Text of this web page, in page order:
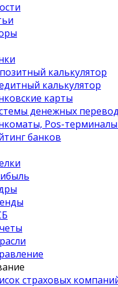
калькулятор
калькулятор
карты
денежных
Pos-
банков
страховых